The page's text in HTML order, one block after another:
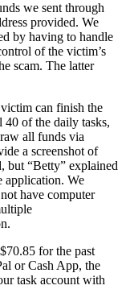
we sent through
provided. We
by having to handle
of the victim’s
scam. The latter
can finish the
40 of the daily tasks,
all funds via
a screenshot of
but “Betty” explained
application. We
have computer
for the past
or Cash App, the
task account with